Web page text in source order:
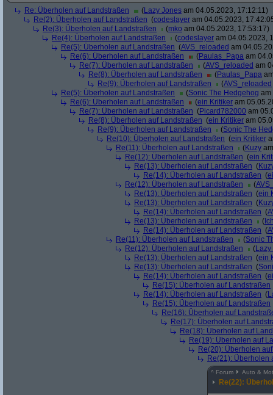
Re: Überholen auf Landstraßen (Lazy Jones am 04.05.2023, 17:12:11)
Re(2): Überholen auf Landstraßen (codeslayer am 04.05.2023,
Re(3): Überholen auf Landstraßen
(mko am 04.05.2023, 17:53:17)
Re(4): Überholen auf Landstraßen
(codeslayer am 04.05.2023,
Re(5): Überholen auf Landstraßen (AVS_reloaded am
Re(6): Überholen auf Landstraßen
(Paulas_Papa am
Re(7): Überholen auf Landstraßen
(AVS_reloaded am
Re(8): Überholen auf Landstraßen
(Paulas_Papa
Re(9): Überholen auf Landstraßen
(AVS_reloaded
Re(5): Überholen auf Landstraßen
(Sonic The Hedgehog am
Re(6): Überholen auf Landstraßen
(ein Kritiker am
Re(7): Überholen auf Landstraßen (Picard782000 am
Re(8): Überholen auf Landstraßen (ein Kritiker am
Re(9): Überholen auf Landstraßen
(Sonic The
Re(10): Überholen auf Landstraßen (ein Kritiker
Re(11): Überholen auf Landstraßen
(Kuzy
Re(12): Überholen auf Landstraßen (ein
Re(13): Überholen auf Landstraßen (
Re(14): Überholen auf Landstraßen (
Re(12): Überholen auf Landstraßen
(
Re(13): Überholen auf Landstraßen (ein
Re(13): Überholen auf Landstraßen (
Re(14): Überholen auf Landstraßen (
Re(13): Überholen auf Landstraßen
(
Re(14): Überholen auf Landstraßen (
Re(11): Überholen auf Landstraßen
(Sonic
Re(12): Überholen auf Landstraßen
(
Re(13): Überholen auf Landstraßen (ein
Re(13): Überholen auf Landstraßen (
Re(14): Überholen auf Landstraßen (
Re(15): Überholen auf Landstraßen
Re(14): Überholen auf Landstraßen (
Re(15): Überholen auf Landstraßen
Re(16): Überholen auf
Re(17): Überholen auf
Re(18): Überholen auf
Re(19): Überholen auf
Re(20): Überholen
Re(21): Überholen
^ Forum Auto &
Re(22):